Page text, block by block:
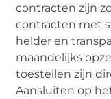
contracten zijn
contracten met
helder en
maandelijks
toestellen zijn
Aansluiten op